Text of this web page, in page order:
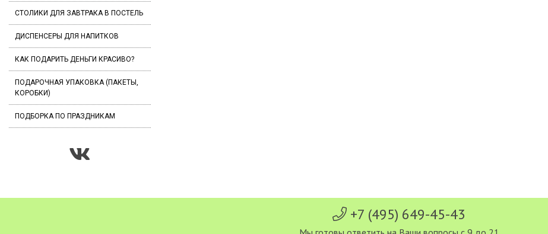
СТОЛИКИ ДЛЯ ЗАВТРАКА В ПОСТЕЛЬ
ДИСПЕНСЕРЫ ДЛЯ НАПИТКОВ
КАК ПОДАРИТЬ ДЕНЬГИ КРАСИВО?
ПОДАРОЧНАЯ УПАКОВКА (ПАКЕТЫ,
КОРОБКИ)
ПОДБОРКА ПО ПРАЗДНИКАМ
+7 (495) 649-45-43